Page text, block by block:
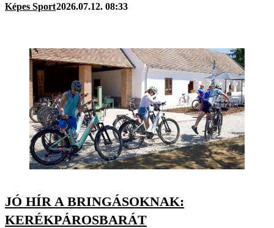
Képes Sport2026.07.12. 08:33
JÓ HÍR A BRINGÁSOKNAK:
KERÉKPÁROSBARÁT